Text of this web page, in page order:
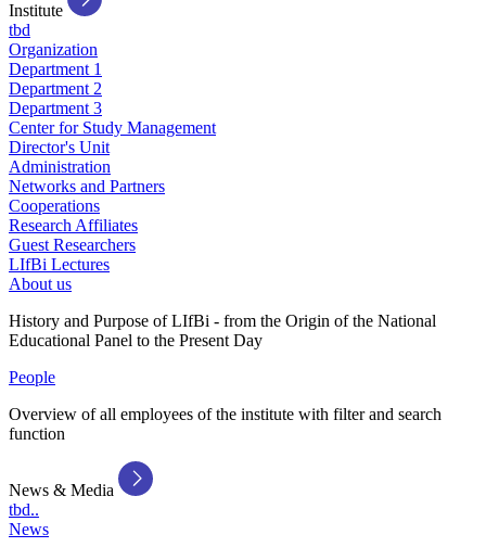
Institute
tbd
Organization
Department 1
Department 2
Department 3
Center for Study Management
Director's Unit
Administration
Networks and Partners
Cooperations
Research Affiliates
Guest Researchers
LIfBi Lectures
About us
History and Purpose of LIfBi - from the Origin of the National
Educational Panel to the Present Day
People
Overview of all employees of the institute with filter and search
function
News & Media
tbd..
News